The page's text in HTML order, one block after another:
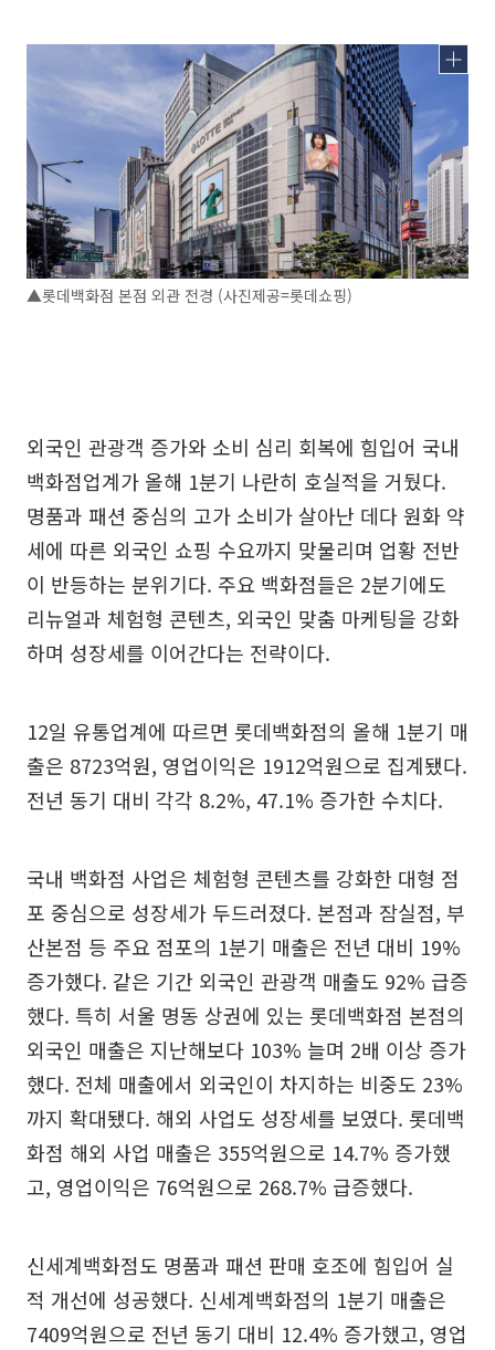
▲롯데백화점 본점 외관 전경 (사진제공=롯데쇼핑)
외국인 관광객 증가와 소비 심리 회복에 힘입어 국내
백화점업계가 올해 1분기 나란히 호실적을 거뒀다.
명품과 패션 중심의 고가 소비가 살아난 데다 원화 약
세에 따른 외국인 쇼핑 수요까지 맞물리며 업황 전반
이 반등하는 분위기다. 주요 백화점들은 2분기에도
리뉴얼과 체험형 콘텐츠, 외국인 맞춤 마케팅을 강화
하며 성장세를 이어간다는 전략이다.
12일 유통업계에 따르면 롯데백화점의 올해 1분기 매
출은 8723억원, 영업이익은 1912억원으로 집계됐다.
전년 동기 대비 각각 8.2%, 47.1% 증가한 수치다.
국내 백화점 사업은 체험형 콘텐츠를 강화한 대형 점
포 중심으로 성장세가 두드러졌다. 본점과 잠실점, 부
산본점 등 주요 점포의 1분기 매출은 전년 대비 19%
증가했다. 같은 기간 외국인 관광객 매출도 92% 급증
했다. 특히 서울 명동 상권에 있는 롯데백화점 본점의
외국인 매출은 지난해보다 103% 늘며 2배 이상 증가
했다. 전체 매출에서 외국인이 차지하는 비중도 23%
까지 확대됐다. 해외 사업도 성장세를 보였다. 롯데백
화점 해외 사업 매출은 355억원으로 14.7% 증가했
고, 영업이익은 76억원으로 268.7% 급증했다.
신세계백화점도 명품과 패션 판매 호조에 힘입어 실
적 개선에 성공했다. 신세계백화점의 1분기 매출은
7409억원으로 전년 동기 대비 12.4% 증가했고, 영업